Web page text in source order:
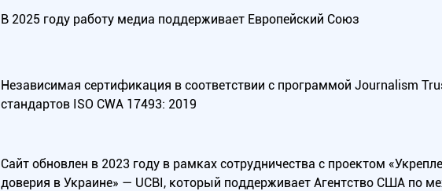
В 2025 году работу медиа поддерживает Европейский Союз
Независимая сертификация в соответствии с программой Journalism
стандартов ISO CWA 17493: 2019
Сайт обновлен в 2023 году в рамках сотрудничества с проектом
доверия в Украине» — UCBI, который поддерживает Агентство США по